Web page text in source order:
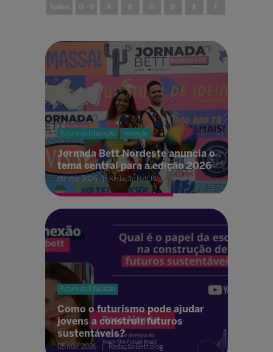
Todos 0 - 9 A B C E F
Futuro da Educação Inovação
Jornada Bett Nordeste anuncia o
tema central para a edição 2026
09 mar. 2026 Redação Bett Blog
Futuro da Educação
Como o futurismo pode ajudar
jovens a construir futuros
sustentáveis?
05 mar. 2026 Redação Bett Blog